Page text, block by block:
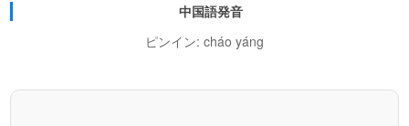
中国語発音
ピンイン: cháo yáng